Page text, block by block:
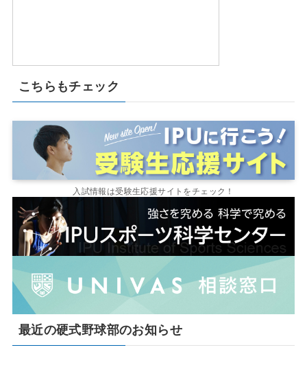
こちらもチェック
入試情報は受験生応援サイトをチェック！
最近の硬式野球部のお知らせ